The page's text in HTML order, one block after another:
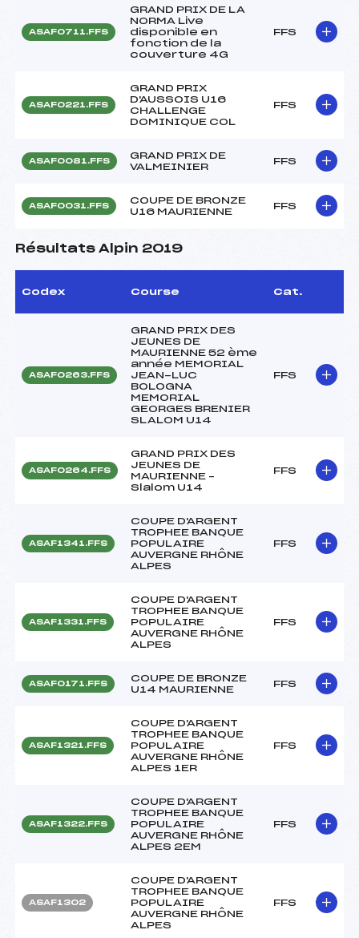
ASAF0711.FFS
GRAND PRIX DE LA
NORMA Live
disponible en
fonction de la
couverture 4G
FFS
ASAF0221.FFS
GRAND PRIX
D'AUSSOIS U16
CHALLENGE
DOMINIQUE COL
FFS
ASAF0081.FFS
GRAND PRIX DE
VALMEINIER
FFS
ASAF0031.FFS
COUPE DE BRONZE
U16 MAURIENNE
FFS
Résultats Alpin 2019
Codex Course Cat.
ASAF0263.FFS
GRAND PRIX DES
JEUNES DE
MAURIENNE 52 ème
année MEMORIAL
JEAN-LUC
BOLOGNA
MEMORIAL
GEORGES BRENIER
SLALOM U14
FFS
ASAF0264.FFS
GRAND PRIX DES
JEUNES DE
MAURIENNE –
Slalom U14
FFS
ASAF1341.FFS
COUPE D'ARGENT
TROPHEE BANQUE
POPULAIRE
AUVERGNE RHÔNE
ALPES
FFS
ASAF1331.FFS
COUPE D'ARGENT
TROPHEE BANQUE
POPULAIRE
AUVERGNE RHÔNE
ALPES
FFS
ASAF0171.FFS
COUPE DE BRONZE
U14 MAURIENNE
FFS
ASAF1321.FFS
COUPE D'ARGENT
TROPHEE BANQUE
POPULAIRE
AUVERGNE RHÔNE
ALPES 1ER
FFS
ASAF1322.FFS
COUPE D'ARGENT
TROPHEE BANQUE
POPULAIRE
AUVERGNE RHÔNE
ALPES 2EM
FFS
ASAF1302
COUPE D'ARGENT
TROPHEE BANQUE
POPULAIRE
AUVERGNE RHÔNE
ALPES
FFS